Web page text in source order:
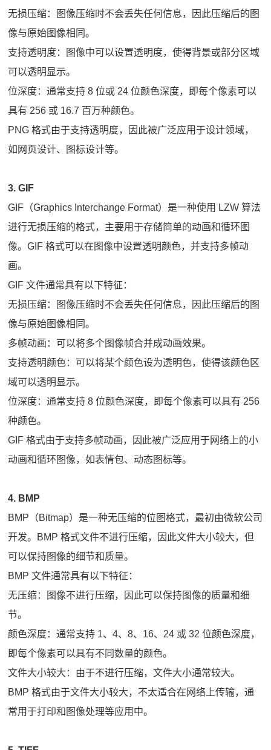
无损压缩：图像压缩时不会丢失任何信息，因此压缩后的图
像与原始图像相同。
支持透明度：图像中可以设置透明度，使得背景或部分区域
可以透明显示。
位深度：通常支持 8 位或 24 位颜色深度，即每个像素可以
具有 256 或 16.7 百万种颜色。
PNG 格式由于支持透明度，因此被广泛应用于设计领域，
如网页设计、图标设计等。
3. GIF
GIF（Graphics Interchange Format）是一种使用 LZW 算法
进行无损压缩的格式，主要用于存储简单的动画和循环图
像。GIF 格式可以在图像中设置透明颜色，并支持多帧动
画。
GIF 文件通常具有以下特征：
无损压缩：图像压缩时不会丢失任何信息，因此压缩后的图
像与原始图像相同。
多帧动画：可以将多个图像帧合并成动画效果。
支持透明颜色：可以将某个颜色设为透明色，使得该颜色区
域可以透明显示。
位深度：通常支持 8 位颜色深度，即每个像素可以具有 256
种颜色。
GIF 格式由于支持多帧动画，因此被广泛应用于网络上的小
动画和循环图像，如表情包、动态图标等。
4. BMP
BMP（Bitmap）是一种无压缩的位图格式，最初由微软公司
开发。BMP 格式文件不进行压缩，因此文件大小较大，但
可以保持图像的细节和质量。
BMP 文件通常具有以下特征：
无压缩：图像不进行压缩，因此可以保持图像的质量和细
节。
颜色深度：通常支持 1、4、8、16、24 或 32 位颜色深度，
即每个像素可以具有不同数量的颜色。
文件大小较大：由于不进行压缩，文件大小通常较大。
BMP 格式由于文件大小较大，不太适合在网络上传输，通
常用于打印和图像处理等应用中。